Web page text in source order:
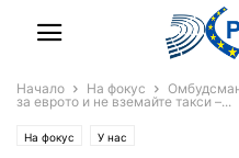
Начало На фокус
за еврото и не вземайте такси –...
На фокус У нас